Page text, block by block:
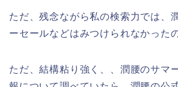
ただ、残念ながら私の検索力では、
ーセールなどはみつけられなかった
ただ、結構粘り強く、、潤腰のサマ